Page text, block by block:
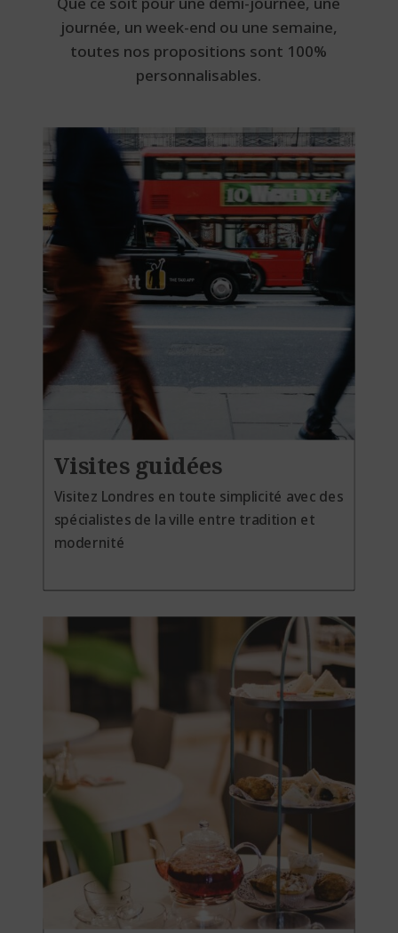
journée, un week-end ou une semaine,
toutes nos propositions sont 100%
personnalisables.
Visites guidées
Visitez Londres en toute simplicité avec des
spécialistes de la ville entre tradition et
modernité